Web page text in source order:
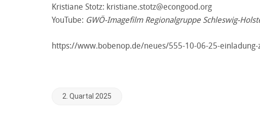
Kristiane Stotz: kristiane.stotz@econgood.org
YouTube: GWÖ-Imagefilm Regionalgruppe Schleswig-
https://www.bobenop.de/neues/555-10-06-25-
2. Quartal 2025